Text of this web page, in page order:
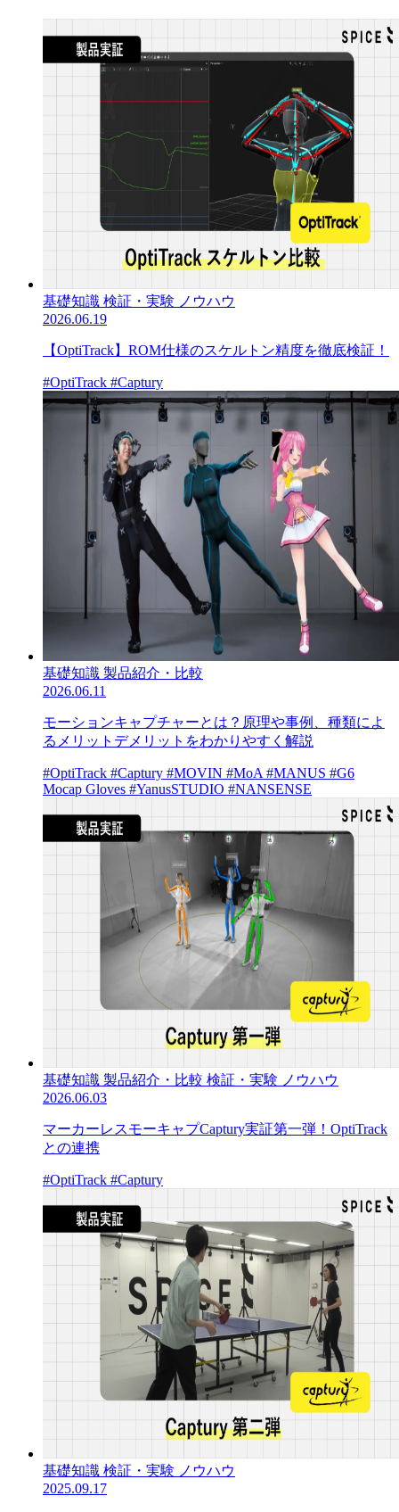
基礎知識 検証・実験 ノウハウ
2026.06.19
【OptiTrack】ROM仕様のスケルトン精度を徹底検証！
#OptiTrack #Captury
基礎知識 製品紹介・比較
2026.06.11
モーションキャプチャーとは？原理や事例、種類によ
るメリットデメリットをわかりやすく解説
#OptiTrack #Captury #MOVIN #MoA #MANUS #G6
Mocap Gloves #YanusSTUDIO #NANSENSE
基礎知識 製品紹介・比較 検証・実験 ノウハウ
2026.06.03
マーカーレスモーキャプCaptury実証第一弾！OptiTrack
との連携
#OptiTrack #Captury
基礎知識 検証・実験 ノウハウ
2025.09.17